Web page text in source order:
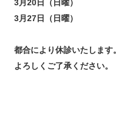
3月20日（日曜）
3月27日（日曜）
都合により休診いたします。
よろしくご了承ください。